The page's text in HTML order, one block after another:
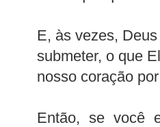
E, às vezes,
submeter, o que
nosso coração
Então, se você